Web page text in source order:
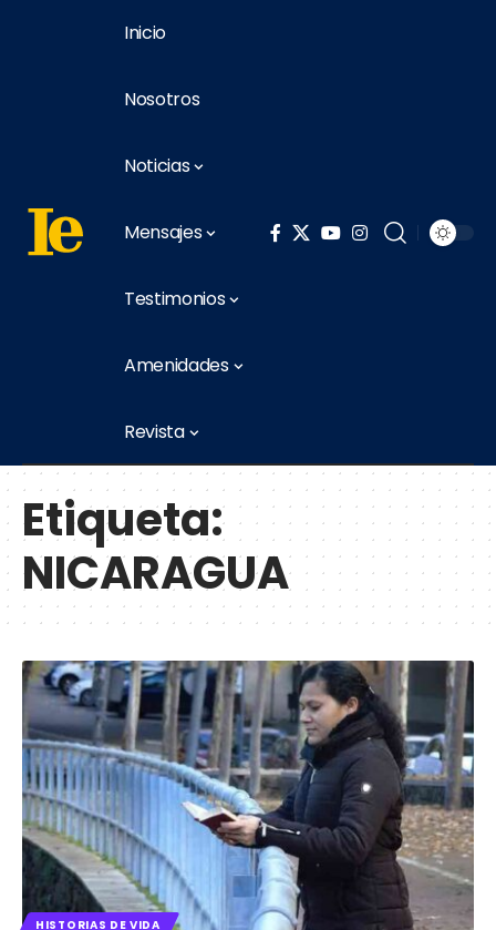
Inicio
Nosotros
Noticias
Mensajes
Testimonios
Amenidades
Revista
Etiqueta:
NICARAGUA
HISTORIAS DE VIDA